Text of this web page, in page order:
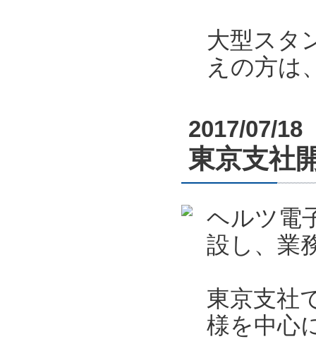
大型スタ
えの方は
2017/07/18
東京支社
ヘルツ電
設し、業
東京支社
様を中心